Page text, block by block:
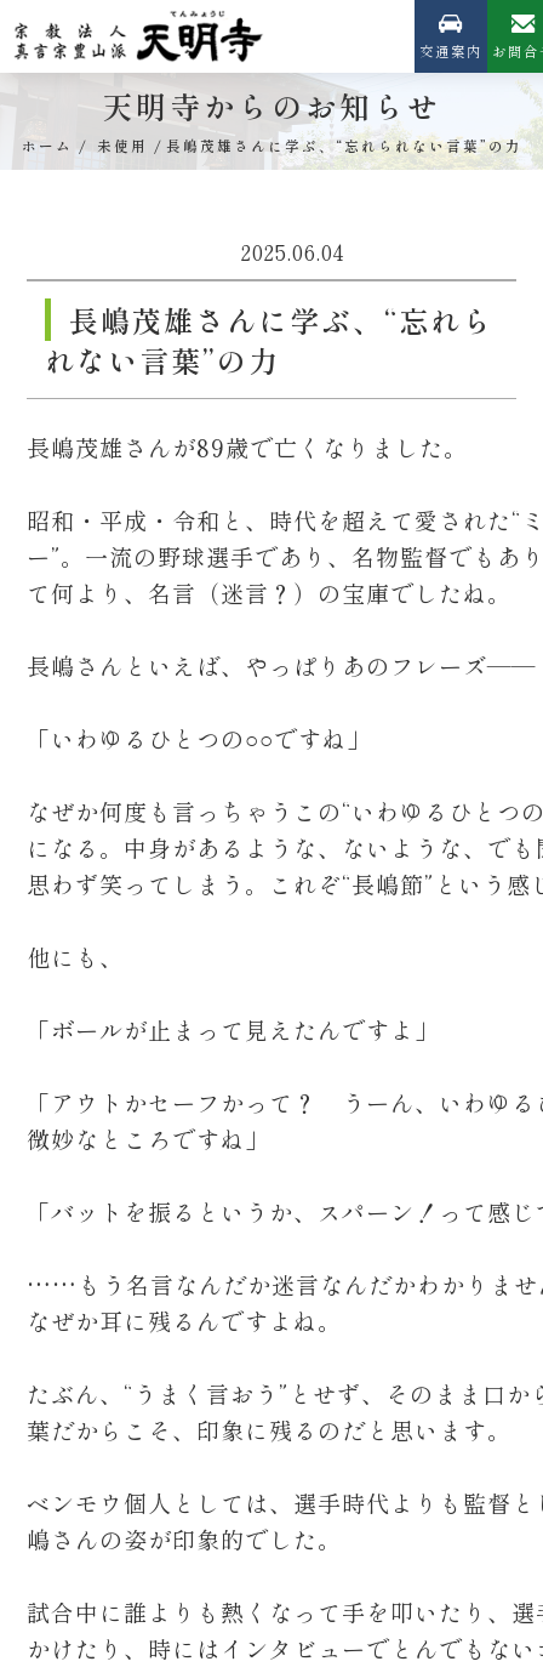
交通案内 お問合
天明寺からのお知らせ
ホーム 未使用 長嶋茂雄さんに学ぶ、“忘れられない言葉”の力
2025.06.04
長嶋茂雄さんに学ぶ、“忘れら
れない言葉”の力
長嶋茂雄さんが89歳で亡くなりました。
昭和・平成・令和と、時代を超えて愛された“
ー”。一流の野球選手であり、名物監督でもあ
て何より、名言（迷言？）の宝庫でしたね。
長嶋さんといえば、やっぱりあのフレーズ——
「いわゆるひとつの○○ですね」
なぜか何度も言っちゃうこの“いわゆるひとつ
になる。中身があるような、ないような、で
思わず笑ってしまう。これぞ“長嶋節”という感
他にも、
「ボールが止まって見えたんですよ」
「アウトかセーフかって？ うーん、いわゆ
微妙なところですね」
「バットを振るというか、スパーン！って感
……もう名言なんだか迷言なんだかわかりま
なぜか耳に残るんですよね。
たぶん、“うまく言おう”とせず、そのまま口か
葉だからこそ、印象に残るのだと思います。
ベンモウ個人としては、選手時代よりも監督
嶋さんの姿が印象的でした。
試合中に誰よりも熱くなって手を叩いたり、
かけたり、時にはインタビューでとんでもな